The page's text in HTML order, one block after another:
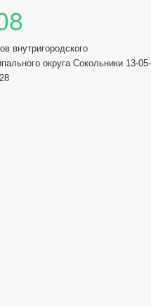
внутригородского
округа Сокольники 13-05-